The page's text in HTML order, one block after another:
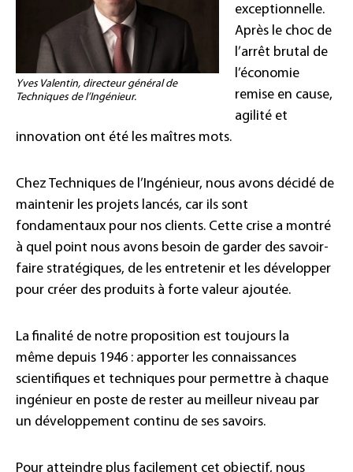
Yves Valentin, directeur général de
Techniques de l’Ingénieur.
exceptionnelle.
Après le choc de
l’arrêt brutal de
l’économie
remise en cause,
agilité et
innovation ont été les maîtres mots.
Chez Techniques de l’Ingénieur, nous avons décidé de
maintenir les projets lancés, car ils sont
fondamentaux pour nos clients. Cette crise a montré
à quel point nous avons besoin de garder des savoir-
faire stratégiques, de les entretenir et les développer
pour créer des produits à forte valeur ajoutée.
La finalité de notre proposition est toujours la
même depuis 1946 : apporter les connaissances
scientifiques et techniques pour permettre à chaque
ingénieur en poste de rester au meilleur niveau par
un développement continu de ses savoirs.
Pour atteindre plus facilement cet objectif, nous